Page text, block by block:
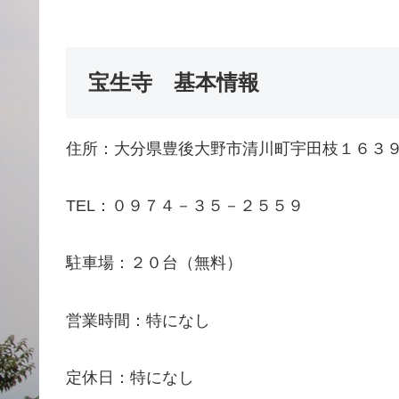
宝生寺 基本情報
住所：大分県豊後大野市清川町宇田枝１６３
TEL：０９７４－３５－２５５９
駐車場：２０台（無料）
営業時間：特になし
定休日：特になし